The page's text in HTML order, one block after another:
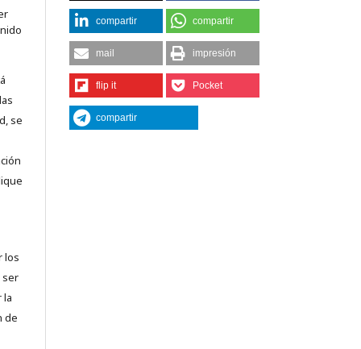
se
los
ser
la
de
compartir compartir
mail impresión
flip it Pocket
compartir